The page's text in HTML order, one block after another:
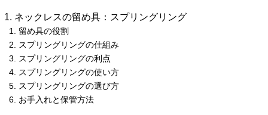
ネックレスの留め具：スプリングリング
留め具の役割
スプリングリングの仕組み
スプリングリングの利点
スプリングリングの使い方
スプリングリングの選び方
お手入れと保管方法